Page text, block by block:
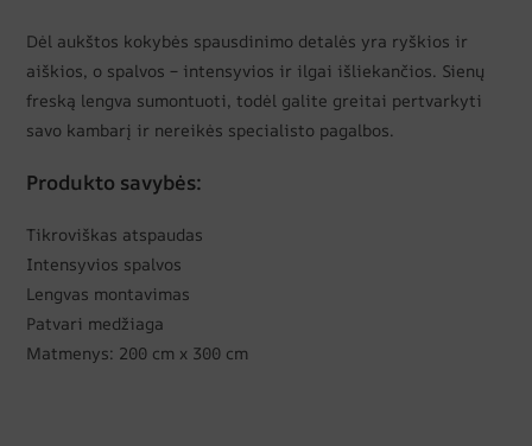
Dėl aukštos kokybės spausdinimo detalės yra ryškios ir
aiškios, o spalvos – intensyvios ir ilgai išliekančios. Sienų
freską lengva sumontuoti, todėl galite greitai pertvarkyti
savo kambarį ir nereikės specialisto pagalbos.
Produkto savybės:
Tikroviškas atspaudas
Intensyvios spalvos
Lengvas montavimas
Patvari medžiaga
Matmenys: 200 cm x 300 cm